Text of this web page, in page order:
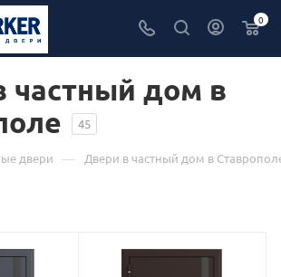
0
частный дом в
45
двери — Двери в частный дом в